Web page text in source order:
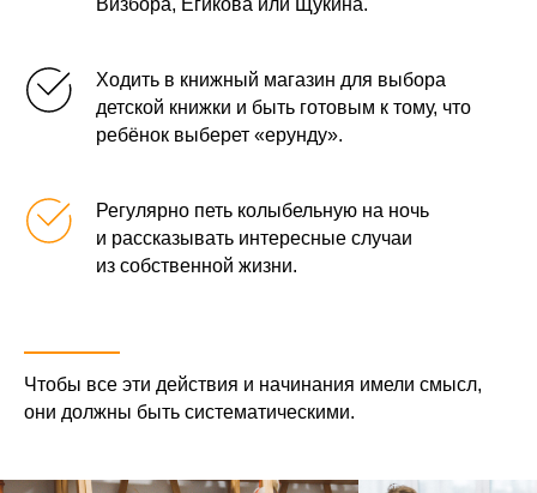
Визбора, Егикова или Щукина.
Ходить в книжный магазин для выбора
детской книжки и быть готовым к тому, что
ребёнок выберет «ерунду».
Регулярно петь колыбельную на ночь
и рассказывать интересные случаи
из собственной жизни.
Чтобы все эти действия и начинания имели смысл,
они должны быть систематическими.